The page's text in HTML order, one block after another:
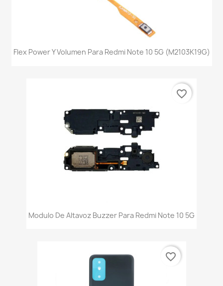
Flex Power Y Volumen Para Redmi Note 10 5G (M2103K19G)
Modulo De Altavoz Buzzer Para Redmi Note 10 5G
favorite_border
favorite_border